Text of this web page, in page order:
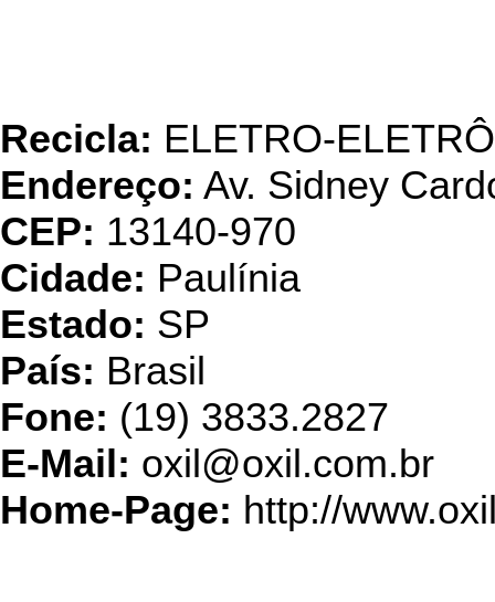
Recicla: ELETRO-
Endereço: Av. Sidney
CEP: 13140-970
Cidade: Paulínia
Estado: SP
País: Brasil
Fone: (19) 3833.2827
E-Mail: oxil@oxil.com.br
Home-Page: http://